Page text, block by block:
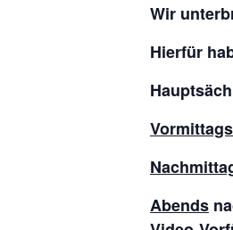
Wir
Hierfür
Vormittags
Abends